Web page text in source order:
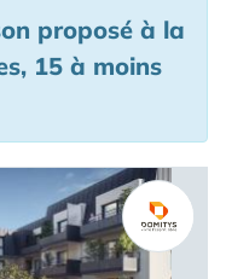
proposé à la
15 à moins